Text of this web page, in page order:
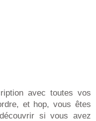
avec toutes vos
et hop, vous êtes
si vous avez